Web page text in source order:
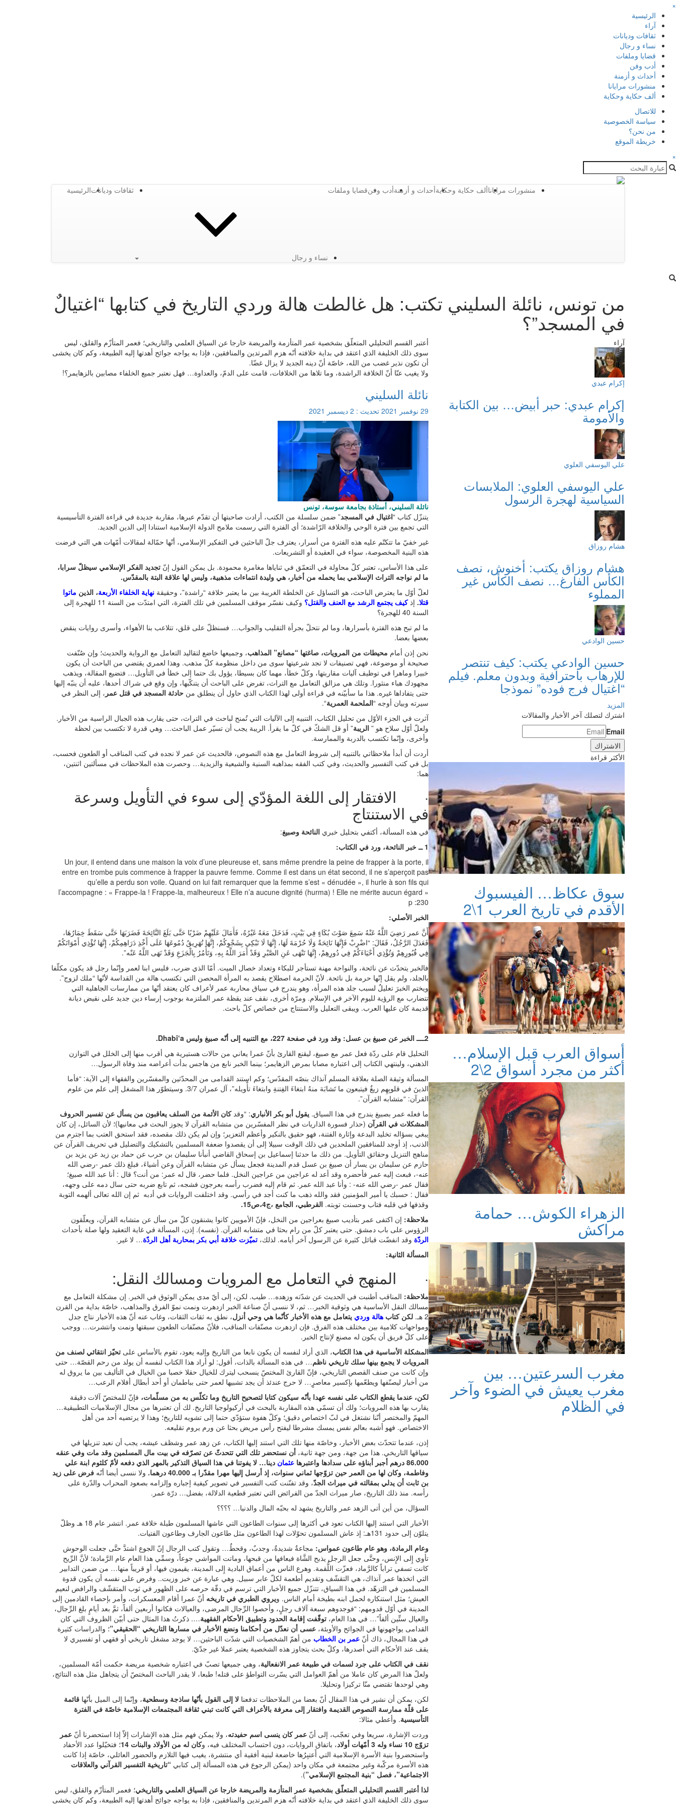
×
الرئيسية
آراء
ثقافات وديانات
نساء و رجال
قضايا وملفات
أدب وفن
أحداث و أزمنة
منشورات مرايانا
ألف حكاية وحكاية
للاتصال
سياسة الخصوصية
من نحن؟
خريطة الموقع
×
الرئيسيةثقافات وديانات
نساء و رجال
قضايا وملفاتأدب وفنأحداث و أزمنةألف حكاية وحكايةمنشورات مرايانا
من تونس، نائلة السليني تكتب: هل غالطت هالة وردي التاريخ في كتابها “اغتيالٌ
في المسجد”؟
أعتبر القسم التحليلي المتعلّق بشخصية عمر المتأزمة والمريضة خارجا عن السياق العلمي والتاريخي؛ فعمر المتأزّم والقلق، ليس
سوى ذلك الخليفة الذي اعتقد في بداية خلافته أنّه هزم المرتدين والمنافقين، فإذا به يواجه جوائح أهدتها إليه الطبيعة، وكم كان يخشى
أن تكون نذير غضب من الله، خاصّة أنّ دينه الجديد لا يزال غضّا.
ولا يغيب عنّا أنّ الخلافة الراشدة، وما تلاها من الخلافات، قامت على الدمّ، والعداوة… فهل نعتبر جميع الخلفاء مصابين بالزهايمر؟!
نائلة السليني
29 نوفمبر 2021 تحديث : 2 ديسمبر 2021
نائلة السليني، أستاذة بجامعة سوسة، تونس
يتنزّل كتاب “اغتيال في المسجد” ضمن سلسلة من الكتب، أرادت صاحبتها أن تقدّم عبرها، مقاربة جديدة في قراءة الفترة التأسيسية
التي تجمع بين فترة الوحي والخلافة الرّاشدة؛ أي الفترة التي رسمت ملامح الدولة الإسلامية استنادا إلى الدين الجديد.
غير خفيّ ما تتكتّم عليه هذه الفترة من أسرار، يعترف جلّ الباحثين في التفكير الإسلامي، أنّها حمّالة لمقالات أمّهات هي التي فرضت
هذه البنية المخصوصة، سواء في العقيدة أو التشريعات.
على هذا الأساس، تعتبر كلّ محاولة في التعمّق في ثناياها مغامرة محمودة. بل يمكن القول إنّ تجديد الفكر الإسلامي سيظلّ سرابا،
ما لم نواجه التراث الإسلامي بما يحمله من أخبار، هي وليدة انتماءات مذهبية، وليس لها علاقة البتة بالمقدّس.
لعلّ أوّل ما يعترض الباحث، هو التساؤل عن الخلطة الغريبة بين ما يعتبر خلافة “راشدة”، وحقيقة نهاية الخلفاء الأربعة، الذين ماتوا
قتلا. إذكيف يجتمع الرشد مع العنف والقتل؟
وكيف نفسّر موقف المسلمين في تلك الفترة، التي امتدّت من السنة 11 للهجرة إلى
السنة 40 للهجرة؟
ما لم تبح هذه الفترة بأسرارها، وما لم نتحلّ بجرأة التقليب والجواب… فسنظلّ على قلق، تتلاعب بنا الأهواء، وأسرى روايات ينقض
بعضها بعضا.
نحن إذن أمام محيطات من المرويات، صاغتها “مصانع” المذاهب، وجميعها خاضع لتقاليد التعامل مع الرواية والحديث؛ وإن صُنّفت
صحيحة أو موضوعة، فهي تصنيفات لا تجد شرعيتها سوى من داخل منظومة كلّ مذهب. وهذا لعمري يقتضي من الباحث أن يكون
خبيرا وماهرا في توظيف آليات مقاربتها، وكلّ خطأ، مهما كان بسيطا، يؤول بك حتما إلى خطأ في التأويل… فتضيع المقالة، ويذهب
مجهودك هباء منثورا. وتلك هي مزالق التعامل مع التراث، تفرض على الباحث أن يتنكّبها، وإن وقع في شراك أحدها، عليه أن ينبّه إليها
حتى يتفاداها غيره. هذا ما سأبيّنه في قراءة أولى لهذا الكتاب الذي حاول أن ينطلق من حادثة المسجد في قتل عمر ، إلى النظر في
سيرته وبيان أوجه “الملحمة العمرية“.
آثرت في الجزء الأوّل من تحليل الكتاب، التنبيه إلى الآليات التي تُمنح لباحث في التراث، حتى يقارب هذه الجبال الراسية من الأخبار.
ولعلّ أوّل سلاح هو ” الريبة” أو قل الشكّ في كلّ ما يقرأ. الريبة يجب أن تسيّر عمل الباحث… وهي قدرة لا تكتسب بين لحظة
وأخرى، وإنّما تكتسب بالدربة والممارسة.
أردت أن أبدأ ملاحظاتي بالتنبيه إلى شروط التعامل مع هذه النصوص، فالحديث عن عمر لا نجده في كتب المناقب أو الطعون فحسب،
بل في كتب التفسير والحديث، وفي كتب الفقه بمذاهبه السنية والشيعية والزيدية… وحصرت هذه الملاحظات في مسألتين اثنتين،
هما:
· الافتقار إلى اللغة المؤدّي إلى سوء في التأويل وسرعة
في الاستنتاج
في هذه المسألة، أكتفي بتحليل خبري النائحة وصبيغ:
1 ــ خبر النائحة، ورد في الكتاب:
Un jour, il entend dans une maison la voix d’une pleureuse et, sans même prendre la peine de frapper à la porte, il
entre en trombe puis commence à frapper la pauvre femme. Comme il est dans un état second, il ne s’aperçoit pas
qu’elle a perdu son voile. Quand on lui fait remarquer que la femme s’est « dénudée », il hurle à son fils qui
l’accompagne : « Frappe-la ! Frappe-la, malheureux ! Elle n’a aucune dignité (hurma) ! Elle ne mérite aucun égard »
p :230
الخبر الأصلي:
أَنَّ عمر رَضِيَ اللَّهُ عَنْهُ سَمِعَ صَوْتَ بُكَاءٍ فِي بَيْتٍ، فَدَخَلَ مَعَهُ غَيْرُهُ، فَأَمَالَ عَلَيْهِمْ ضَرْبًا حَتَّى بَلَغَ النَّائِحَةَ فَضَرَبَهَا حَتَّى سَقَطَ خِمَارُهَا،
فَعَدَلَ الرَّجُلُ، فَقَالَ: “اضْرِبْ فَإِنَّهَا نَائِحَةٌ وَلَا حُرْمَةَ لَهَا، إِنَّهَا لَا تَبْكِي بِشَجْوِكُمْ، إِنَّهَا تُهَرِيقُ دُمُوعَهَا عَلَى أَخْذِ دَرَاهِمِكُمْ، إِنَّهَا تُؤْذِي أَمْوَاتَكُمْ
فِي قُبُورِهِمْ وَتُؤْذِي أَحْيَاءَكُمْ فِي دُورِهِمْ، إِنَّهَا تَنْهَى عَنِ الصَّبْرِ وَقَدْ أَمَرَ اللَّهُ بِهِ، وَتَأْمُرُ بِالْجَزَعِ وَقَدْ نَهَى اللَّهُ عَنْه”.
فالخبر يتحدّث عن نائحة، والنواحة مهنة تستأجر للبكاء وتعداد خصال الميت. أمّا الذي ضرب، فليس ابنا لعمر وإنّما رجل قد يكون مكلّفا
بالجلد، ولم يقل إنّها حرمة بل نائحة. لأنّ الحرمة اصطلاح يقصد به المرأة المحصن التي تكتسب هالة من القداسة لأنّها “ملك لزوج”.
ويختم الخبرَ تعليلٌ لسبب جلد هذه المرأة، وهو يندرج في سياق محاربة عمر لأعراف كان يعتقد أنّها من ممارسات الجاهلية التي
تتضارب مع الرؤية لليوم الآخر في الإسلام. ومرّة أخرى، نقف عند يقظة عمر الملتزمة بوجوب إرساء دين جديد على نقيض ديانة
قديمة كان عليها العرب. ويبقى التعليل والاستنتاج من خصائص كلّ باحث.
2ــــ الخبر عن صبيغ بن عسل: وقد ورد في صفحة 227، مع التنبيه إلى أنّه صبيغ وليس Dhabî‘a.
التحليل قام على ردّة فعل عمر مع صبيغ، ليقنع القارئ بأنّ عمرا يعاني من حالات هستيرية هي أقرب منها إلى الخلل في التوازن
الذهني، ولينتهي الكتاب إلى اعتباره مصابا بمرض الزهايمر؛ بينما الخبر نابع من هاجس بدأت أعراضه منذ وفاة الرسول…
المسألة وثيقة الصلة بعلاقة المسلم آنذاك بنصّه المقدّس؛ وكم استند القدامى من المحدّثين والمفسّرين والفقهاء إلى الآية: “فأما
الذينَ في قلوبِهِم زيغٌ فيتبعون ما تَشابَهَ منهُ ابتغاءَ الفِتنةِ وابتغاءَ تأْويله”، آل عمران 3/7. وسيتطوّر هذا المشغل إلى علم من علوم
القرآن: “متشابه القرآن”.
ما فعله عمر بصبيغ يندرج في هذا السياق. يقول أبو بكر الأنباري: “وقدكان الأئمة من السلف يعاقبون من يسأل عن تفسير الحروف
المشكلات في القرآن (حذار فسورة الذاريات في نظر المفسّرين من متشابه القرآن لا يجوز البحث في معانيها)؛ لأن السائل، إن كان
يبغي بسؤاله تخليد البدعة وإثارة الفتنة، فهو حقيق بالنكير وأعظم التعزير؛ وإن لم يكن ذلك مقصده، فقد استحق العتب بما اجترم من
الذنب، إذ أوجد للمنافقين الملحدين في ذلك الوقت سبيلا إلى أن يقصدوا ضعفة المسلمين بالتشكيك والتضليل في تحريف القرآن عن
مناهج التنزيل وحقائق التأويل. من ذلك ما حدثنا إسماعيل بن إسحاق القاضي أنبأنا سليمان بن حرب عن حماد بن زيد عن يزيد بن
حازم عن سليمان بن يسار أن صبيغ بن عسل قدم المدينة فجعل يسأل عن متشابه القرآن وعن أشياءَ، فبلغ ذلك عمر -رضي الله
عنه-، فبعث إليه عمر فأحضره وقد أعد له عراجين من عراجين النخل. فلما حضر، قال له عمر: من أنت؟ قال : أنا عبد الله صبيغ؛
فقال عمر -رضي الله عنه- : وأنا عبد الله عمر. ثم قام إليه فضرب رأسه بعرجون فشجه، ثم تابع ضربه حتى سال دمه على وجهه،
فقال : حسبك يا أمير المؤمنين فقد والله ذهب ما كنت أجد في رأسي. وقد اختلفت الروايات في أدبه ثم إن الله تعالى ألهمه التوبة
وقذفها في قلبه فتاب وحسنت توبته. القرطبي، الجامع ،ج4،ص15.
ملاحظة: إن اكتفى عمر بتأديب صبيغ بعراجين من النخل، فإنّ الأمويين كانوا يشنقون كلّ من سأل عن متشابه القرآن، ويعلّقون
الرؤوس على باب دمشق. حتى يعتبر كلّ من رام بحثا في متشابه القرآن. (نفسه). إذن، المسألة في غاية التعقيد ولها صلة بأحداث
الردّة وقد انفضّت قبائل كثيرة عن الرسول آخر أيامه. لذلك، تميّزت خلافة أبي بكر بمحاربة أهل الردّة… لا غير.
المسألة الثانية:
· المنهج في التعامل مع المرويات ومسالك النقل:
ملاحظة: المناقب أطنبت في الحديث عن شدّته وزهده… طيب. لكن، إلى أيّ مدى يمكن الوثوق في الخبر. إن مشكلة التعامل مع
مسالك النقل الأساسية هي وثوقية الخبر… ثم، لا ننسى أنّ صناعة الخبر ازدهرت ونمت نموّ الفرق والمذاهب، خاصّة بداية من القرن
2 هـ.
لكن كتاب هالة وردي يتعامل مع هذه الأخبار كأنّما هي وحي أنزل، نطق به ثقات الثقات، وغاب عنه أنّ هذه الأخبار نتاج جدل
ومواجهات كلامية بين مختلف هذه الفرق. فإن ازدهرت مصنّفات المناقب، فلأنّ مصنّفات الطعون سبقتها ونمت وانتشرت… ووجب
على كلّ فريق أن يكون له مصنع لإنتاج الخبر.
المشكلة الأساسية في هذا الكتاب، الذي أراد لنفسه أن يكون نابعا من التاريخ وإليه يعود، تقوم بالأساس على تحيّز انتقائي لصنف من
المرويات لا يجمع بينها سلك تاريخي ناظم… في هذه المسألة بالذات، أقول: لو أراد هذا الكتاب لنفسه أن يولد من رحم القصّة… حتى
وإن كانت من صنف القصص التاريخي، فإنّ القارئ المختصّ ينسحب ليترك للخيال حقلا خصبا من الخيال في التأليف بين ما يروق له
من أخبار ليصنّفها ويطعّمها بإكسير معاصرٍ… لا حرج عندئذ أن يجد تشبيها لعمر حتى بباطمان أو أحد أبطال أفلام الرعب…
لكن، عندما يقطع الكتاب على نفسه عهدا بأنّه سيكون كتابا لتصحيح التاريخ وما تكلّس به من مسلّمات، فإنّ للمختصّ آلات دقيقة
يقارب بها هذه المرويات؛ ولك أن تسمّي هذه المقاربة بالبحث في أركيولوجيا التاريخ. لك أن تعتبرها من مجال الإسلاميات التطبيقية…
المهمّ والمختصر أنّنا نشتغل في لبّ اختصاص دقيق؛ وكلّ هفوة ستؤدّي حتما إلى تشويه للتاريخ؛ وهذا لا يرتضيه أحد من أهل
الاختصاص. فهو أشبه بعالم نفس يمسك مشرطا ليفتح رأس مريض بحثا عن ورم يروم تقليعه.
إذن، عندما تتحدّث بعض الأخبار، وخاصّة منها تلك التي استند إليها الكتاب، عن زهد عمر وشظف عيشه، يجب أن نعيد تنزيلها في
سياقها التاريخي. هذا من جهة، ومن جهة ثانية، أن نستحضر تلك التي تتحدثّ عن تصرّفه في بيت مال المسلمين وقد مات وفي عنقه
86.000 درهم أجبر أبناؤه على سدادها واعتبرها
عثمان دينا… لا يفوتنا في هذا السياق التذكير بالمهر الذي دفعه لأمّ كلثوم ابنة علي
وفاطمة، وكان لها من العمر حين تزوّجها ثماني سنوات، إذ أرسل إليها مهرا مقدّرا بـ 40.000 درهما.
ولا ننسى أيضا أنّه فرض على زيد
بن ثابت أن يدلي بمقالته في ميراث الجدّ، وقد تفنّنت كتب التفسير في تصوير كيفية إجباره وإلزامه بصعود المحراب والدّرة على
رأسه. منذ ذلك التاريخ، صار ميراث الجدّ من الفرائض التي تعتبر قطعية الدلالة، بفضل… درّة عمر.
السؤال، من أين أتى الزهد عمر والتاريخ يشهد له بحبّه المال والدنيا… ؟؟؟؟
الأخبار التي استند إليها الكتاب تعود في أكثرها إلى سنوات الطاعون التي عاشها المسلمون طيلة خلافة عمر. انتشر عام 18 هـ وظلّ
يتلوّن إلى حدود 131هـ: إذ عاش المسلمون تحوّلات لهذا الطاعون مثل طاعون الجارف وطاعون الفتيات.
وعام الرمادة، وهو عام طاعون عمواس: مجاعةٌ شديدةٌ، وجدبٌ، وقحطٌ… وتقول كتب الرجال إنّ الجوع اشتدَّ حتَّى جعلت الوحوش
تأوي إِلى الإِنس، وحتَّى جعل الرجل يذبح الشَّاة فيعافها من قبحها، وماتت المواشي جوعاً، وسمِّي هذا العام عام الرَّمادة؛ لأنَّ الرِّيح
كانت تسفي تراباً كالرَّماد، فعزّت اللُّقمة. وهرع الناس من أعماق البادية إِلى المدينة، يقيمون فيها، أو قريباً منها… من ضمن التدابير
التي اتخذها عمر آنذاك، هي التقشّف وتقديم أطعمة لكلّ عابر سبيل. وهي عبارة عن خبز وزيت.. وفرض على نفسه أن يكون قدوة
المسلمين في التزهّد. في هذا السياق، تتنزّل جميع الأخبار التي ترسم في دقّة حرصه على الظهور في ثوب المتقشّف والرافض لنعيم
العيش؛ مثل استنكاره لحمل ابنه بطيخة أمام الناس. ويروي الطبري في تاريخه أنّ عمرا أقام المعسكرات، وأمر بإحصاء القادمين إلى
المدينة في أوّل قدومهم: “فوجدوهم سبعة آلاف رجلٍ، وأحصوا الرِّجال المرضى، والعيالات فكانوا أربعين ألفاً، ثمَّ بعد أيامٍ بلغ الرِّجال،
والعيال ستِّين ألفاً”… في هذا العام، توقّفت إقامة الحدود وتطبيق الأحكام الفقهية…. ذكرتُ هذا المثال حتى أبيّن الظروف التي كان
القدامى يواجهونها في الجوائح والأوبئة، عسى أن نعدّل من أحكامنا ونضع الأخبار في مسارها التاريخي “الحقيقي”؛ والدراسات كثيرة
في هذا المجال، ذاك أنّ عمر بن الخطاب من أهمّ الشخصيات التي شدّت الباحثين… لا يوجد مشغل تاريخي أو فقهي أو تفسيري لا
يقف عند الأحكام التي أصدرها، وكلّ بحث يتجاوز هذه الشخصية يعتبر عملا غير جدّيّ.
نقف في الكتاب على جرد لسمات في طبيعة عمر الانفعالية، وهي جميعها تصبّ في اعتباره شخصية مريضة حكمت أمّة المسلمين،
ولعلّ هذا المرض كان عاملا من أهمّ العوامل التي يسّرت التواطؤ على قتله! طبعا، لا يقدر الباحث المختصّ أن يتجاهل مثل هذه النتائج،
وهي لوحدها تقتضي منّا تركيزا وتحليلا.
لكن، يمكن أن نشير في هذا المقال أنّ بعضا من الملاحظات تدفعنا لا إلى القول بأنّها ساذجة وسطحية، وإنّما إلى الميل بأنّها قائمة
على قلّة ممارسة النصوص القديمة وافتقار إلى معرفة بالأعراف التي كانت تبني ثقافة المجتمعات الإسلامية خاصّة في الفترة
التأسيسية. وأعطي مثالا:
وردت الإشارة، سريعا وفي تعجّب، إلى أنّ عمر كان ينسى اسم حفيدته، ولا يمكن فهم مثل هذه الإشارات إلاّ إذا استحضرنا أنّ عمر
تزوّج 10 نساء وله 3 أمّهات أولاد
، باتفاق الروايات، دون احتساب المختلف فيه، وكان له من الأولاد والبنات 14
؛ فتخيّلوا عدد الأحفاد
واستحضروا بنية الأسرة الإسلامية التي أَعتبِرُها خاضعة لبنية أفقية أي منتشرة، يغيب فيها التلازم والحضور العائلي، خاصّة إذا كانت
هذه الأسرة مركّبة وغير مجتمعة في مكان واحد (يمكن الرجوع في هذه المسألة إلى كتابي “تاريخية التفسير القرآني والعلاقات
الاجتماعية”، فصل “بنية المجتمع الإسلامي”).
لذا أعتبر القسم التحليلي المتعلّق بشخصية عمر المتأزمة والمريضة خارجا عن السياق العلمي والتاريخي؛ فعمر المتأزّم والقلق، ليس
سوى ذلك الخليفة الذي اعتقد في بداية خلافته أنّه هزم المرتدين والمنافقين، فإذا به يواجه جوائح أهدتها إليه الطبيعة، وكم كان يخشى
آراء
إكرام عبدي
إكرام عبدي: حبر أبيض… بين الكتابة
والأمومة
علي اليوسفي العلوي
علي اليوسفي العلوي: الملابسات
السياسية لهجرة الرسول
هشام روزاق
هشام روزاق يكتب: أخنوش، نصف
الكأس الفارغ… نصف الكأس غير
المملوء
حسين الوادعي
حسين الوادعي يكتب: كيف تنتصر
للإرهاب باحترافية وبدون معلم. فيلم
“اغتيال فرج فوده” نموذجا
المزيد
اشترك لتصلك آخر الأخبار والمقالات
Email
الأكثر قراءة
سوق عكاظ… الفيسبوك
الأقدم في تاريخ العرب 1\2
أسواق العرب قبل الإسلام…
أكثر من مجرد أسواق 2\2
الزهراء الكوش… حمامة
مراكش
مغرب السرعتين… بين
مغرب يعيش في الضوء وآخر
في الظلام